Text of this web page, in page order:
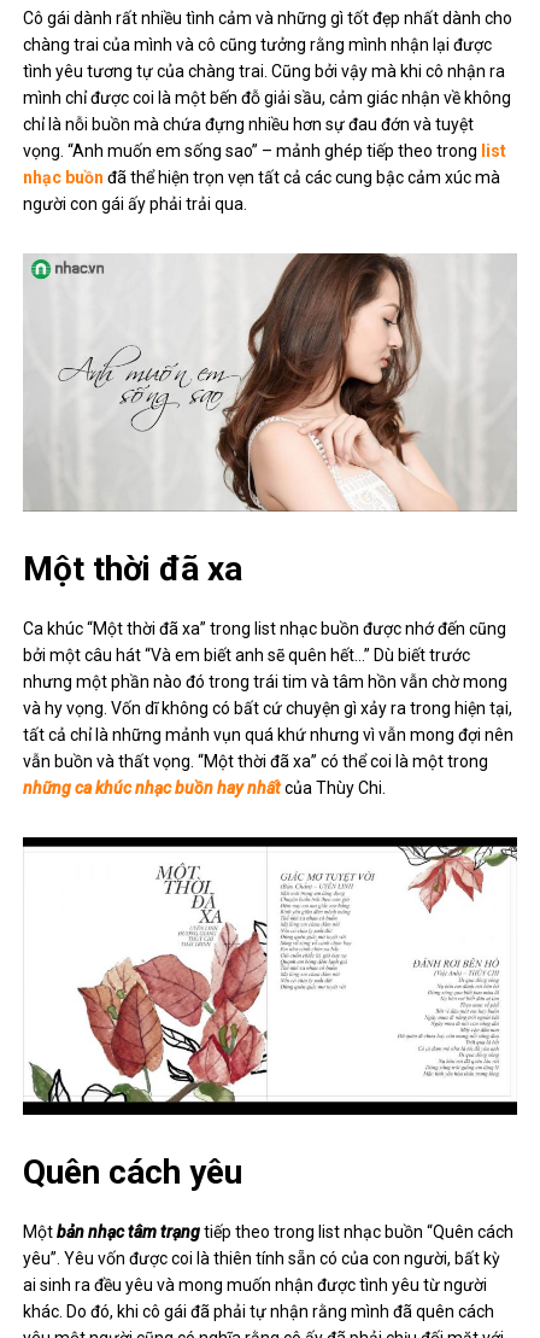
Cô gái dành rất nhiều tình cảm và những gì tốt đẹp nhất dành cho
chàng trai của mình và cô cũng tưởng rằng mình nhận lại được
tình yêu tương tự của chàng trai. Cũng bởi vậy mà khi cô nhận ra
mình chỉ được coi là một bến đỗ giải sầu, cảm giác nhận về không
chỉ là nỗi buồn mà chứa đựng nhiều hơn sự đau đớn và tuyệt
vọng. “Anh muốn em sống sao” – mảnh ghép tiếp theo trong list
nhạc buồn đã thể hiện trọn vẹn tất cả các cung bậc cảm xúc mà
người con gái ấy phải trải qua.
Một thời đã xa
Ca khúc “Một thời đã xa” trong list nhạc buồn được nhớ đến cũng
bởi một câu hát “Và em biết anh sẽ quên hết…” Dù biết trước
nhưng một phần nào đó trong trái tim và tâm hồn vẫn chờ mong
và hy vọng. Vốn dĩ không có bất cứ chuyện gì xảy ra trong hiện tại,
tất cả chỉ là những mảnh vụn quá khứ nhưng vì vẫn mong đợi nên
vẫn buồn và thất vọng. “Một thời đã xa” có thể coi là một trong
những ca khúc nhạc buồn hay nhấtcủa Thùy Chi.
Quên cách yêu
Mộtbản nhạc tâm trạngtiếp theo trong list nhạc buồn “Quên cách
yêu”. Yêu vốn được coi là thiên tính sẵn có của con người, bất kỳ
ai sinh ra đều yêu và mong muốn nhận được tình yêu từ người
khác. Do đó, khi cô gái đã phải tự nhận rằng mình đã quên cách